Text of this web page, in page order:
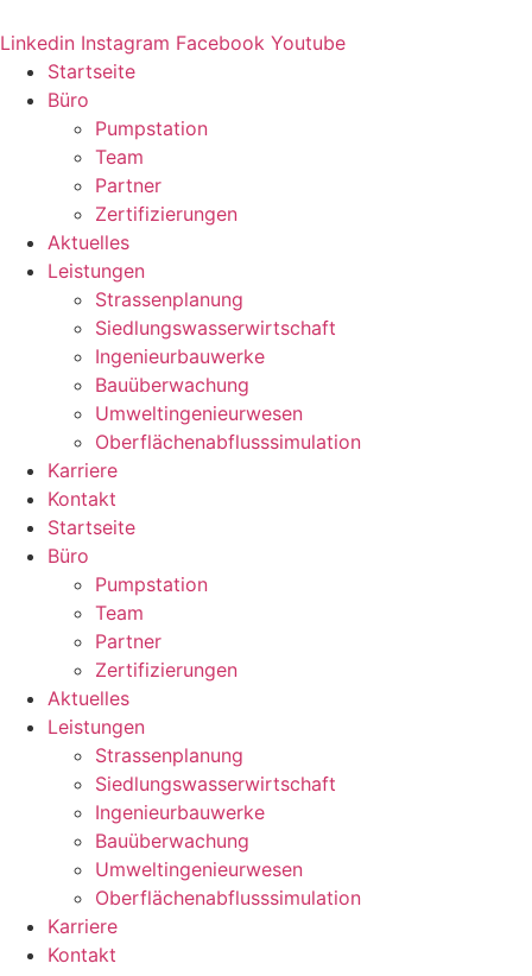
Inhalt
springen
Linkedin Instagram Facebook Youtube
Startseite
Büro
Pumpstation
Team
Partner
Zertifizierungen
Aktuelles
Leistungen
Strassenplanung
Siedlungswasserwirtschaft
Ingenieurbauwerke
Bauüberwachung
Umweltingenieurwesen
Oberflächenabflusssimulation
Karriere
Kontakt
Startseite
Büro
Pumpstation
Team
Partner
Zertifizierungen
Aktuelles
Leistungen
Strassenplanung
Siedlungswasserwirtschaft
Ingenieurbauwerke
Bauüberwachung
Umweltingenieurwesen
Oberflächenabflusssimulation
Karriere
Kontakt